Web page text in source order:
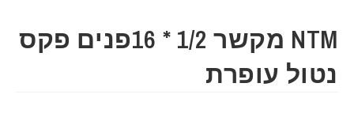
NTM מקשר 1/2 * 16פנים פקס
נטול עופרת